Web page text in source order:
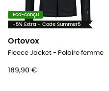
Eco-conçu
-5% Extra - Code Summer5
Ortovox
Fleece Jacket - Polaire femme
189,90 €